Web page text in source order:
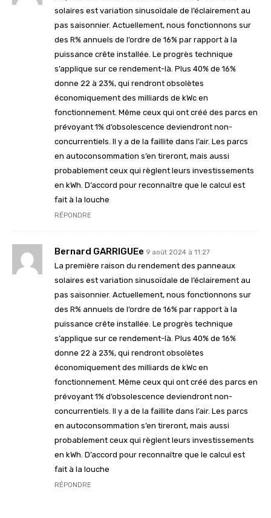
solaires est variation sinusoïdale de l’éclairement au
pas saisonnier. Actuellement, nous fonctionnons sur
des R% annuels de l’ordre de 16% par rapport à la
puissance crête installée. Le progrès technique
s’applique sur ce rendement-là. Plus 40% de 16%
donne 22 à 23%, qui rendront obsolètes
économiquement des milliards de kWc en
fonctionnement. Même ceux qui ont créé des parcs en
prévoyant 1% d’obsolescence deviendront non-
concurrentiels. Il y a de la faillite dans l’air. Les parcs
en autoconsommation s’en tireront, mais aussi
probablement ceux qui règlent leurs investissements
en kWh. D’accord pour reconnaître que le calcul est
fait à la louche
RÉPONDRE
Bernard GARRIGUEe 9 août 2024 à 11:27
La première raison du rendement des panneaux
solaires est variation sinusoïdale de l’éclairement au
pas saisonnier. Actuellement, nous fonctionnons sur
des R% annuels de l’ordre de 16% par rapport à la
puissance crête installée. Le progrès technique
s’applique sur ce rendement-là. Plus 40% de 16%
donne 22 à 23%, qui rendront obsolètes
économiquement des milliards de kWc en
fonctionnement. Même ceux qui ont créé des parcs en
prévoyant 1% d’obsolescence deviendront non-
concurrentiels. Il y a de la faillite dans l’air. Les parcs
en autoconsommation s’en tireront, mais aussi
probablement ceux qui règlent leurs investissements
en kWh. D’accord pour reconnaître que le calcul est
fait à la louche
RÉPONDRE